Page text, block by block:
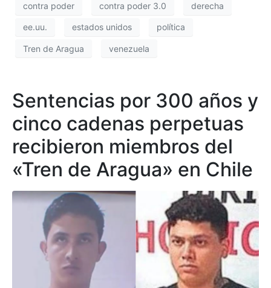
contra poder contra poder 3.0 derecha
ee.uu. estados unidos política
Tren de Aragua venezuela
Sentencias por 300 años y
cinco cadenas perpetuas
recibieron miembros del
«Tren de Aragua» en Chile